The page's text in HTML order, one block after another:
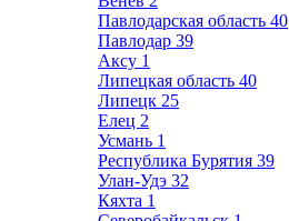
Павлодарская область 40
Павлодар 39
Аксу 1
Липецкая область 40
Липецк 25
Елец 2
Усмань 1
Республика Бурятия 39
Улан-Удэ 32
Кяхта 1